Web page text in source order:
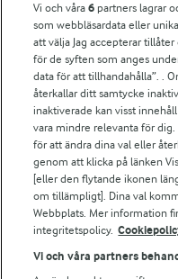
Arla
Vi och våra6 partners lagrar
som webbläsardata eller
att välja Jag accepterar
för de syften som anges
data för att tillhandahålla”. .
återkallar ditt samtycke
inaktiverade kan visst
vara mindre relevanta för
för att ändra dina val eller
genom att klicka på länken
[eller den flytande ikonen
om tillämpligt]. Dina val
Webbplats. Mer information
integritetspolicy.
Vi och våra partners